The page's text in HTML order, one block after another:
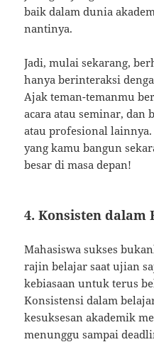
baik dalam dunia
nantinya.
Jadi, mulai sekarang,
hanya berinteraksi
Ajak teman-temanmu
acara atau seminar, dan
atau profesional
yang kamu bangun
besar di masa depan!
4. Konsisten dalam
Mahasiswa sukses
rajin belajar saat ujian
kebiasaan untuk terus
Konsistensi dalam
kesuksesan akademik
menunggu sampai